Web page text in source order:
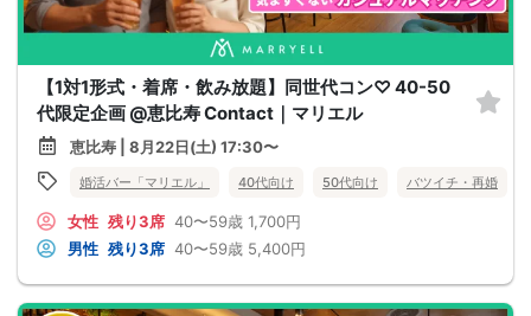
【1対1形式・着席・飲み放題】同世代コン♡ 40-50
代限定企画 @恵比寿 Contact｜マリエル
恵比寿 | 8月22日(土) 17:30〜
婚活バー「マリエル」 40代向け 50代向け バツイチ・再婚
女性 残り3席 40〜59歳 1,700円
男性 残り3席 40〜59歳 5,400円